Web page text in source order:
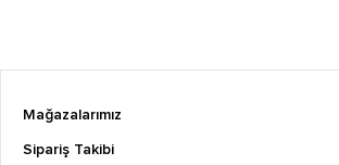
Mağazalarımız
Sipariş Takibi